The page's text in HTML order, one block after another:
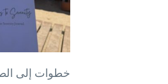
خطوات إلى